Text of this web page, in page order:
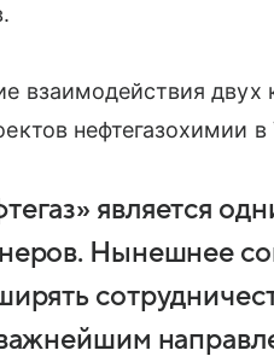
взаимодействия двух
нефтегазохимии в
является
Нынешнее